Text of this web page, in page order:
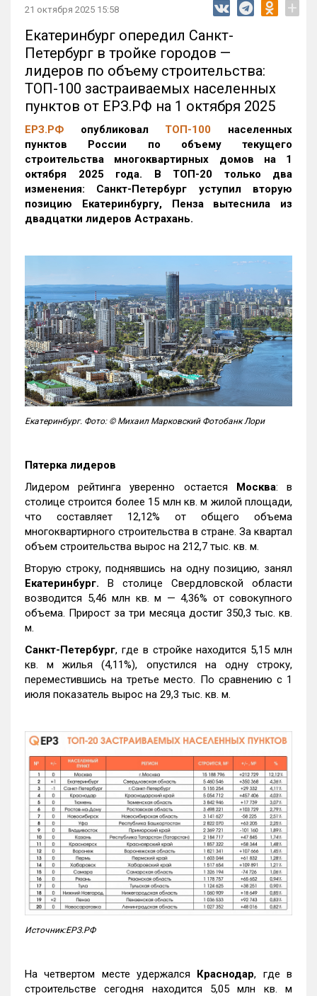
21 октября 2025 15:58 +
Екатеринбург опередил Санкт-
Петербург в тройке городов —
лидеров по объему строительства:
ТОП-100 застраиваемых населенных
пунктов от ЕРЗ.РФ на 1 октября 2025
ЕРЗ.РФ опубликовал ТОП-100 населенных
пунктов России по объему текущего
строительства многоквартирных домов на 1
октября 2025 года. В ТОП-20 только два
изменения: Санкт-Петербург уступил вторую
позицию Екатеринбургу, Пенза вытеснила из
двадцатки лидеров Астрахань.
Екатеринбург. Фото: © Михаил Марковский Фотобанк Лори
Пятерка лидеров
Лидером рейтинга уверенно остается Москва: в
столице строится более 15 млн кв. м жилой площади,
что составляет 12,12% от общего объема
многоквартирного строительства в стране. За квартал
объем строительства вырос на 212,7 тыс. кв. м.
Вторую строку, поднявшись на одну позицию, занял
Екатеринбург. В столице Свердловской области
возводится 5,46 млн кв. м — 4,36% от совокупного
объема. Прирост за три месяца достиг 350,3 тыс. кв.
м.
Санкт-Петербург, где в стройке находится 5,15 млн
кв. м жилья (4,11%), опустился на одну строку,
переместившись на третье место. По сравнению с 1
июля показатель вырос на 29,3 тыс. кв. м.
Источник:ЕРЗ.РФ
На четвертом месте удержался Краснодар, где в
строительстве сегодня находится 5,05 млн кв. м